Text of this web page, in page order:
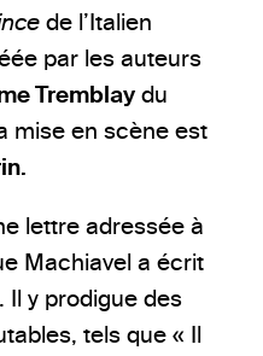
de l’Italien
par les auteurs
Tremblay du
mise en scène est
lettre adressée à
Machiavel a écrit
Il y prodigue des
tels que « Il